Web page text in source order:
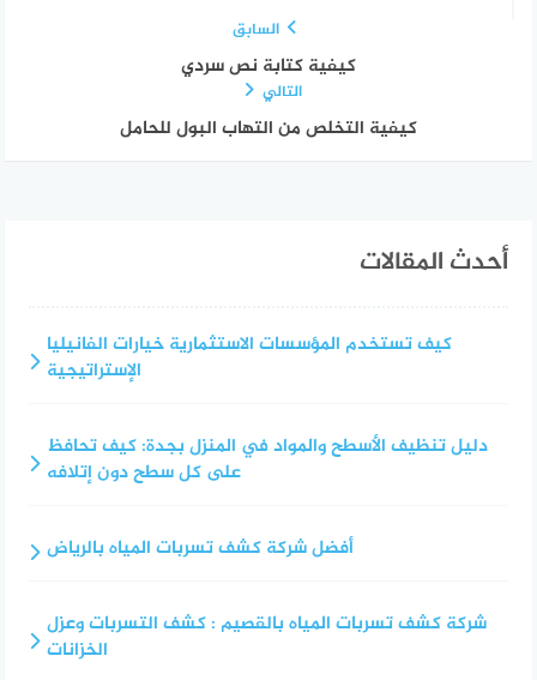
السابق
كيفية كتابة نص سردي
التالي
كيفية التخلص من التهاب البول للحامل
أحدث المقالات
كيف تستخدم المؤسسات الاستثمارية خيارات الفانيليا
الإستراتيجية
دليل تنظيف الأسطح والمواد في المنزل بجدة: كيف تحافظ
على كل سطح دون إتلافه
أفضل شركة كشف تسربات المياه بالرياض
شركة كشف تسربات المياه بالقصيم : كشف التسربات وعزل
الخزانات